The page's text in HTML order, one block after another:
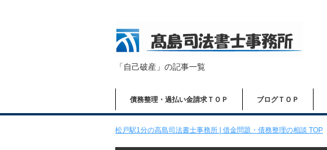
「自己破産」の記事一覧
債務整理・過払い金請求ＴＯＰ ブログＴＯＰ
松戸駅1分の高島司法書士事務所 | 借金問題・債務整理の相談 TOP